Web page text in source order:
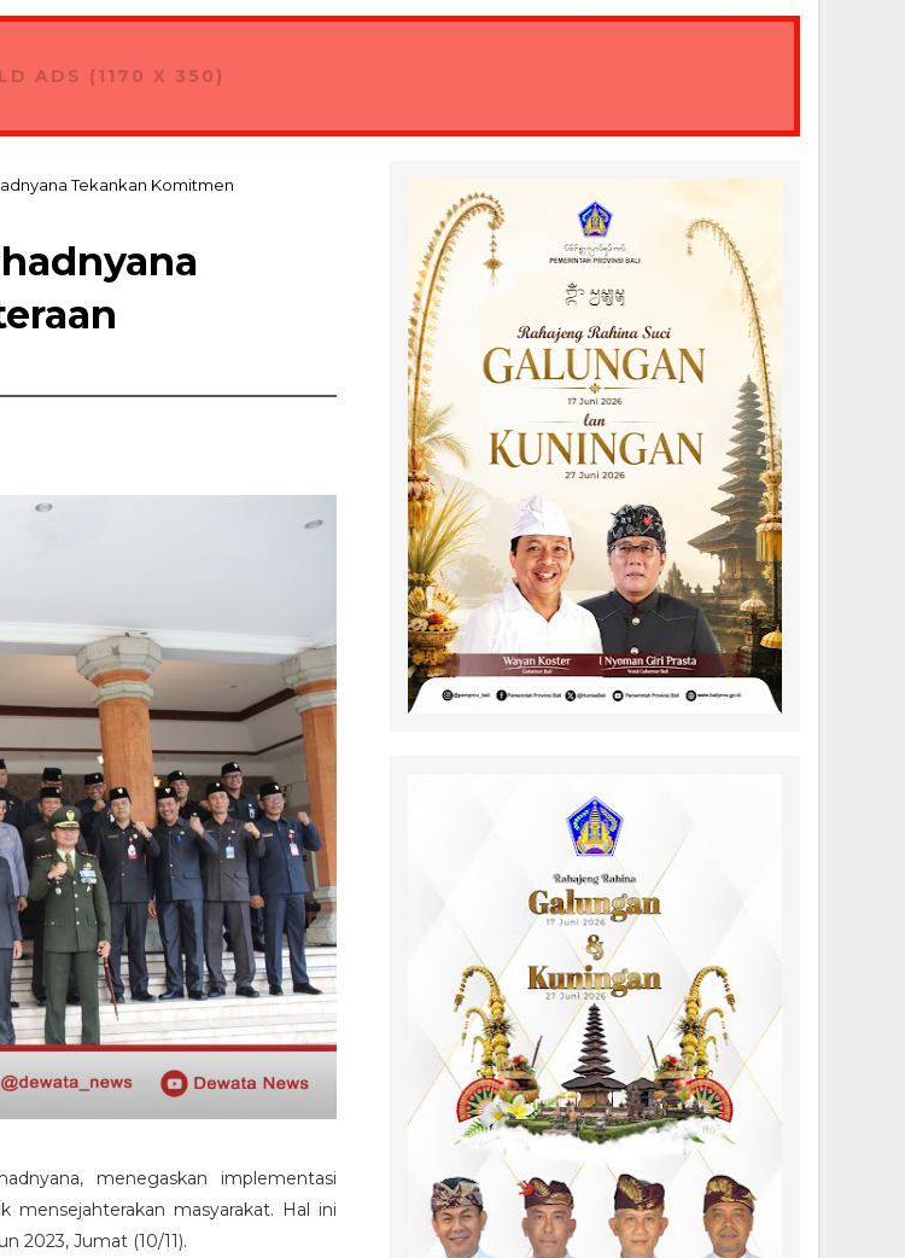
ADS (1170 X 350)
Tekankan Komitmen
menegaskan implementasi
mensejahterakan masyarakat. Hal ini
2023, Jumat (10/11).